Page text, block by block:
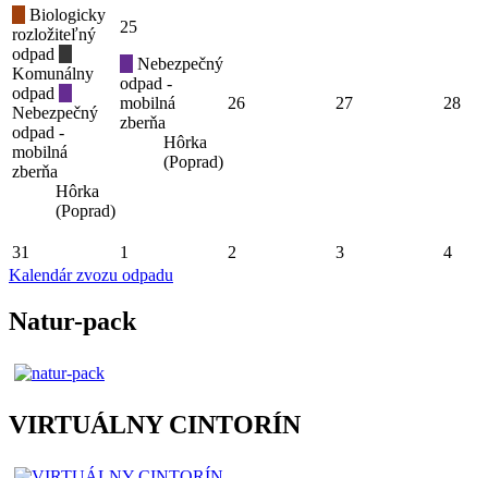
Biologicky
rozložiteľný
odpad
Komunálny
odpad
Nebezpečný
odpad -
mobilná
zberňa
Hôrka
(Poprad)
25
Nebezpečný
odpad -
mobilná
zberňa
Hôrka
(Poprad)
26 27 28
31 1 2 3
4
Kalendár zvozu odpadu
Natur-pack
VIRTUÁLNY CINTORÍN